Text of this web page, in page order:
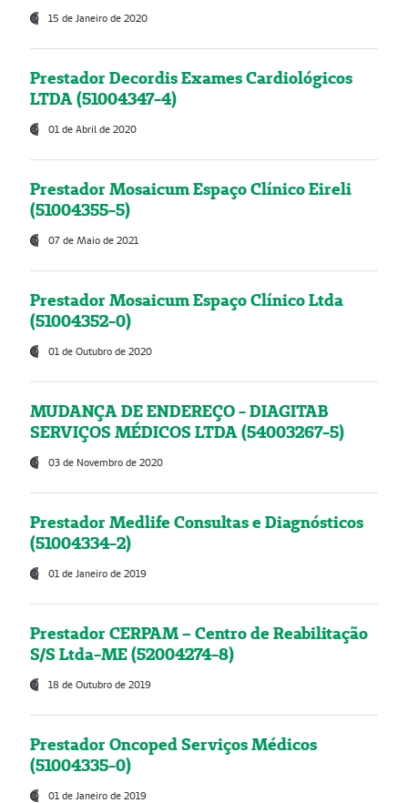
15 de Janeiro de 2020
Prestador Decordis Exames Cardiológicos
LTDA (51004347-4)
01 de Abril de 2020
Prestador Mosaicum Espaço Clínico Eireli
(51004355-5)
07 de Maio de 2021
Prestador Mosaicum Espaço Clínico Ltda
(51004352-0)
01 de Outubro de 2020
MUDANÇA DE ENDEREÇO - DIAGITAB
SERVIÇOS MÉDICOS LTDA (54003267-5)
03 de Novembro de 2020
Prestador Medlife Consultas e Diagnósticos
(51004334-2)
01 de Janeiro de 2019
Prestador CERPAM – Centro de Reabilitação
S/S Ltda-ME (52004274-8)
18 de Outubro de 2019
Prestador Oncoped Serviços Médicos
(51004335-0)
01 de Janeiro de 2019